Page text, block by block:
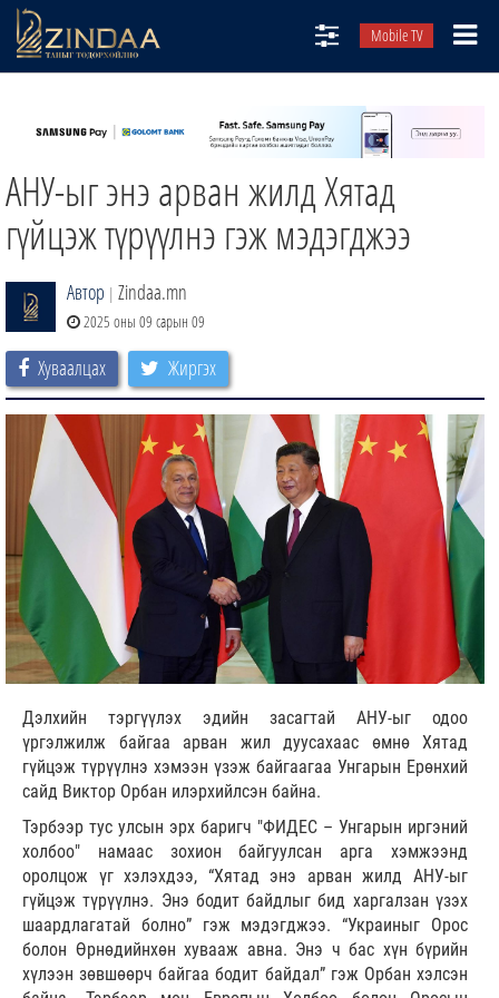
Mobile TV
ТВ8
ӨГЛӨӨНИЙ СОНИН
АУДИО ЗОХИОЛ
ЗИНДАА СЭТГҮҮЛ
АНУ-ыг энэ арван жилд Хятад
гүйцэж түрүүлнэ гэж мэдэгджээ
Автор | Zindaa.mn
2025 оны 09 сарын 09
Хуваалцах Жиргэх
Дэлхийн тэргүүлэх эдийн засагтай АНУ-ыг одоо
үргэлжилж байгаа арван жил дуусахаас өмнө Хятад
гүйцэж түрүүлнэ хэмээн үзэж байгаагаа Унгарын Ерөнхий
сайд Виктор Орбан илэрхийлсэн байна.
Тэрбээр тус улсын эрх баригч "ФИДЕС – Унгарын иргэний
холбоо" намаас зохион байгуулсан арга хэмжээнд
оролцож үг хэлэхдээ, “Хятад энэ арван жилд АНУ-ыг
гүйцэж түрүүлнэ. Энэ бодит байдлыг бид харгалзан үзэх
шаардлагатай болно” гэж мэдэгджээ. “Украиныг Орос
болон Өрнөдийнхөн хувааж авна. Энэ ч бас хүн бүрийн
хүлээн зөвшөөрч байгаа бодит байдал” гэж Орбан хэлсэн